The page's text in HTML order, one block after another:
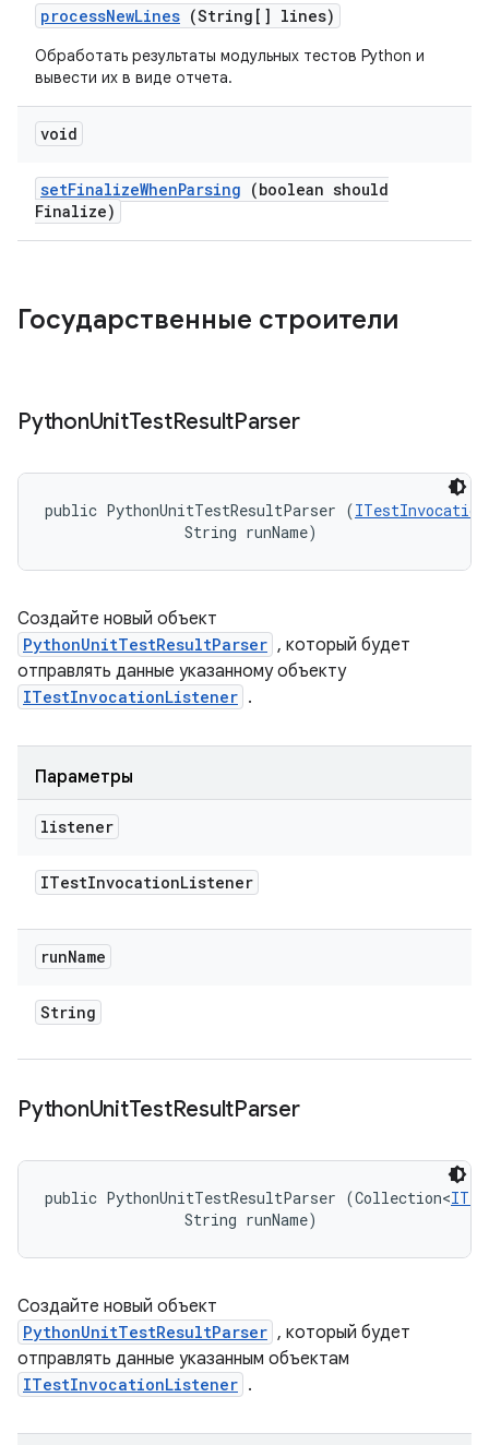
processNewLines (String[] lines)
Обработать результаты модульных тестов Python и
вывести их в виде отчета.
void
setFinalizeWhenParsing (boolean should
Finalize)
Государственные строители
PythonUnitTestResultParser
public PythonUnitTestResultParser (
                String runName)
Создайте новый объект
PythonUnitTestResultParser , который будет
отправлять данные указанному объекту
ITestInvocationListener .
Параметры
listener
ITestInvocationListener
runName
String
PythonUnitTestResultParser
public PythonUnitTestResultParser (Collection<
                String runName)
Создайте новый объект
PythonUnitTestResultParser , который будет
отправлять данные указанным объектам
ITestInvocationListener .